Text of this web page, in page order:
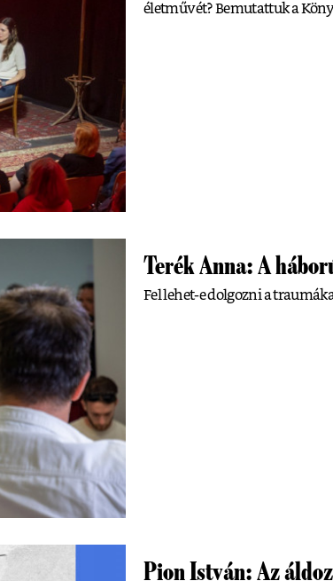
életművét? Bemutattuk a
Terék Anna: A
Fel lehet-e dolgozni a
Pion István: Az